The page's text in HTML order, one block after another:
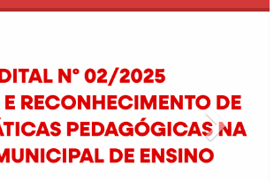
Next